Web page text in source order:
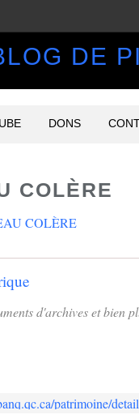
DE
DONS
COLÈRE
d'archives et bien
patrimoine/